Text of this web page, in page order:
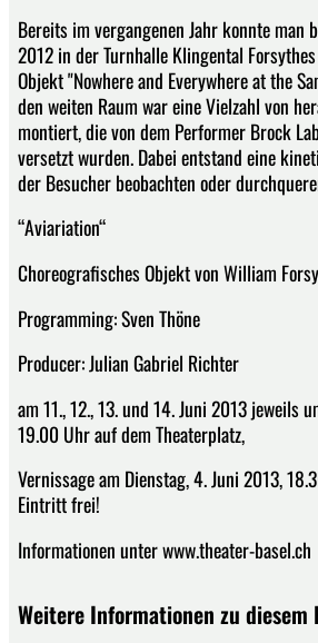
Bereits im vergangenen Jahr konnte man
2012 in der Turnhalle Klingental
Objekt "Nowhere and Everywhere at the
den weiten Raum war eine Vielzahl von
montiert, die von dem Performer Brock
versetzt wurden. Dabei entstand eine
der Besucher beobachten oder
“Aviariation“
Choreografisches Objekt von William
Programming: Sven Thöne
Producer: Julian Gabriel Richter
am 11., 12., 13. und 14. Juni 2013 jeweils
19.00 Uhr auf dem Theaterplatz,
Vernissage am Dienstag, 4. Juni 2013,
Eintritt frei!
Informationen unter www.theater-basel.ch
Weitere Informationen zu diesem